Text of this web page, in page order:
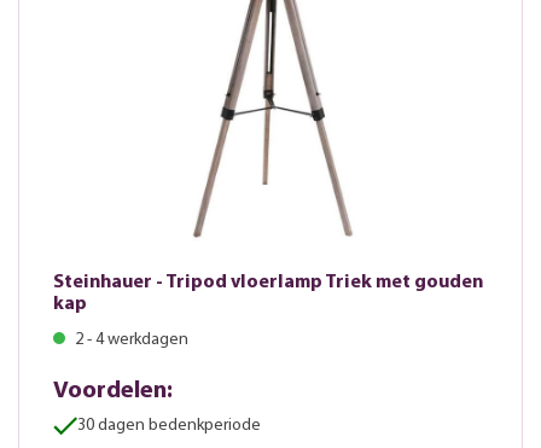
Steinhauer - Tripod vloerlamp Triek met gouden
kap
2 - 4 werkdagen
Voordelen:
30 dagen bedenkperiode